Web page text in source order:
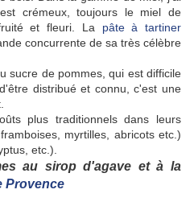
crémeux, toujours le miel de
et fleuri. La pâte à tartiner
concurrente de sa très célèbre
sucre de pommes, qui est difficile
distribué et connu, c'est une
plus traditionnels dans leurs
myrtilles, abricots etc.)
etc.).
au sirop d'agave et à la
Provence